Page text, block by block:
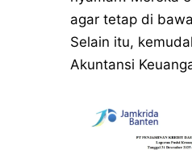
agar tetap di
Selain itu,
Akuntansi